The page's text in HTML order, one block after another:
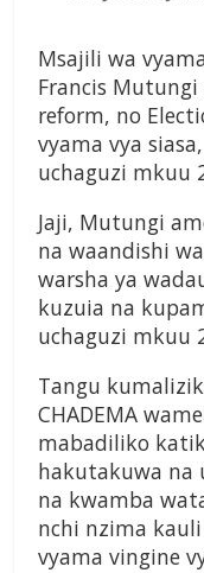
Msajili wa
Francis Mutungi
reform, no
vyama vya
uchaguzi mkuu
Jaji, Mutungi
na waandishi
warsha ya
kuzuia na
uchaguzi mkuu
Tangu
CHADEMA
mabadiliko
hakutakuwa na
na kwamba
nchi nzima
vyama vingine